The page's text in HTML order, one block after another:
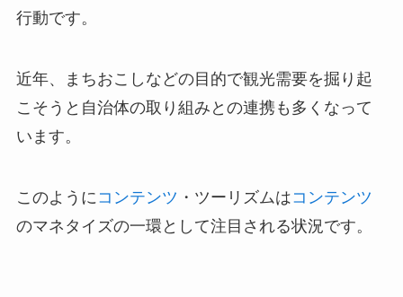
行動です。
近年、まちおこしなどの目的で観光需要を掘り起
こそうと自治体の取り組みとの連携も多くなって
います。
このように コンテンツ ・ツーリズムはコンテンツ
のマネタイズの一環として注目される状況です。